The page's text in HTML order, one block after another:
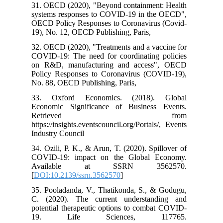
31. OECD (2020), "Beyond containment: Health
systems responses to COVID-19 in the OECD",
OECD Policy Responses to Coronavirus (Covid-
19), No. 12, OECD Publishing, Paris,
32. OECD (2020), "Treatments and a vaccine for
COVID-19: The need for coordinating policies
on R&D, manufacturing and access", OECD
Policy Responses to Coronavirus (COVID-19),
No. 88, OECD Publishing, Paris,
33. Oxford Economics. (2018). Global
Economic Significance of Business Events.
Retrieved from
https://insights.eventscouncil.org/Portals/, Events
Industry Council
34. Ozili, P. K., & Arun, T. (2020). Spillover of
COVID-19: impact on the Global Economy.
Available at SSRN 3562570.
[DOI:10.2139/ssrn.3562570
35. Pooladanda, V., Thatikonda, S., & Godugu,
C. (2020). The current understanding and
potential therapeutic options to combat COVID-
19. Life Sciences, 117765.